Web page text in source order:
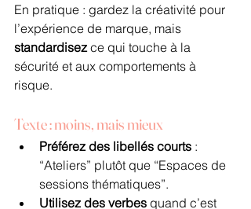
En pratique : gardez la créativité pour
l’expérience de marque, mais
standardisez ce qui touche à la
sécurité et aux comportements à
risque.
Texte : moins, mais mieux
Préférez des libellés courts :
“Ateliers” plutôt que “Espaces de
sessions thématiques”.
Utilisez des verbes quand c’est